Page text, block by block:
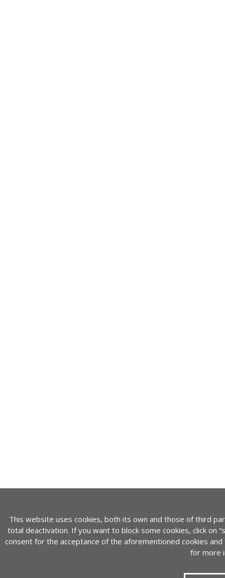
This website uses cookies, both its own and those of third
total deactivation. If you want to block some cookies, click on
consent for the acceptance of the aforementioned cookies
for more